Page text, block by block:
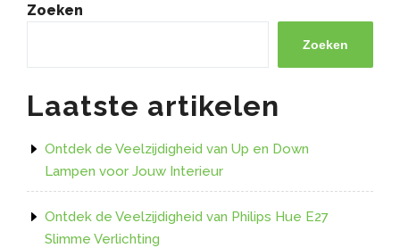
Gamma
Verlichting
Zoeken
Zoeken
Laatste artikelen
Ontdek de Veelzijdigheid van Up en Down
Lampen voor Jouw Interieur
Ontdek de Veelzijdigheid van Philips Hue E27
Slimme Verlichting